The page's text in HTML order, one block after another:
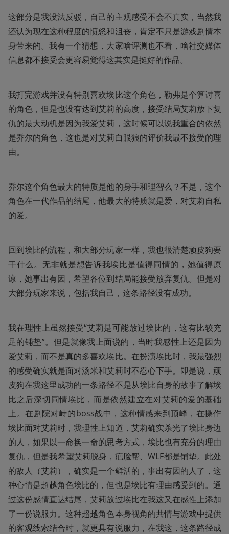
这部分是我没法反驳，自己的主观感受不会不真实，当然我
还认为现在这种程度的愤怒和沮丧，肯定不只是游戏剧情本
身带来的。我有一个猜想，大家啥评测也不看，啥社交媒体
信息都不接受会更容易觉得这其实是挺好的作品。
我打完游戏并没有特别喜欢埃比这个角色，勒弗是个算讨喜
的角色，但是也没有达到艾莉的高度，接受结局艾莉放下复
仇的最大动机是因为我爱艾莉，这时候可以说我重合的依然
是乔尔的角色，这也是对艾莉白眼狼的评价我最不接受的理
由。
乔尔这个角色最大的特质是他的身手和理智么？不是，这个
角色在一代作品的结尾，他最大的特质就是爱，对艾莉自私
的爱。
回到埃比的流程，和大部分玩家一样，我也很清楚顽皮狗要
干什么。无非就是想告诉我埃比是值得同情的，她值得原
谅，她事出有因，希望各位到结局能接受放弃复仇。但是对
大部分玩家来说，包括我自己，这条路径没有成功。
我在理性上虽然接受“艾莉是可能放过埃比的，这有比较充
足的铺垫”。但是就像我上面说的，当时我感性上还是因为
爱艾莉，而不是真的多喜欢埃比。在扮演埃比时，我最强烈
的感受确实就是面对汤米和艾莉时不忍心下手。即是说，顽
皮狗在我这里成功的一条路径不是从埃比自身的故事了解埃
比之后深切同情埃比，而是依然建立在对艾莉的爱的基础
上。在剧院对峙的boss战中，这种情感来到顶峰，在操作
埃比面对艾莉时，我理性上知道，艾莉确实杀光了埃比身边
的人，如果以一命换一命的思考方式，埃比也有充分的理由
复仇，但是我希望艾莉脱身，疤脸帮、WLF都是铺垫。此处
的敌人（艾莉），确实是一个鲜活的，事出有因的人了，这
种心情是超越角色埃比的，但也是埃比有理由感受到的。通
过这份感情直达结尾，艾莉放过埃比在我这又在感性上添加
了一份说服力。这种超越角色本身视角的共情与游戏中提供
的客观线索结合时，就更具有说服力，在我这，这条路径成